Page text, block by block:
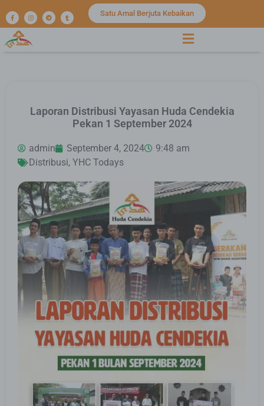
Satu Amal Berjuta Kebaikan
Laporan Distribusi Yayasan Huda Cendekia
Pekan 1 September 2024
admin September 4, 2024
9:48 am
Distribusi, YHC Todays